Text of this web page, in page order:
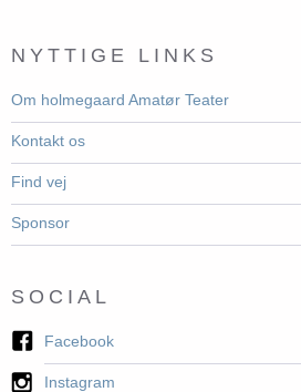
NYTTIGE LINKS
Om holmegaard Amatør Teater
Kontakt os
Find vej
Sponsor
SOCIAL
Facebook
Instagram